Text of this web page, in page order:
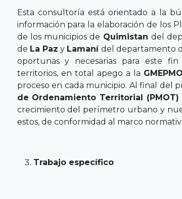
Esta consultoría está orientado a la
información para la elaboración de los
de los municipios de Quimistan del
de La Paz y Lamanídel departamento
oportunas y necesarias para este
territorios, en total apego a la
proceso en cada municipio. Al final del
de Ordenamiento Territorial (PMOT)
crecimiento del perímetro urbano y
estos, de conformidad al marco
Trabajo específico